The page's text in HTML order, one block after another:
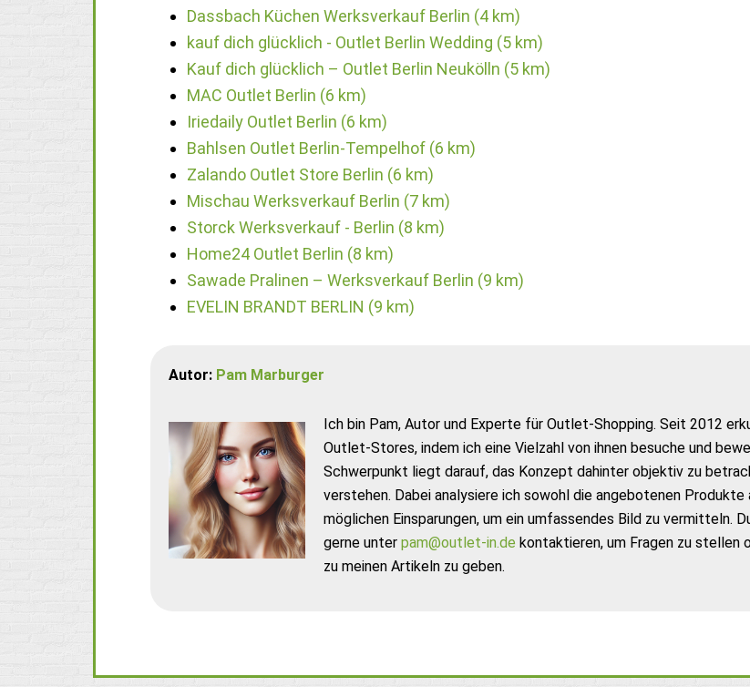
Dassbach Küchen Werksverkauf Berlin (4 km)
kauf dich glücklich - Outlet Berlin Wedding (5 km)
Kauf dich glücklich – Outlet Berlin Neukölln (5 km)
MAC Outlet Berlin (6 km)
Iriedaily Outlet Berlin (6 km)
Bahlsen Outlet Berlin-Tempelhof (6 km)
Zalando Outlet Store Berlin (6 km)
Mischau Werksverkauf Berlin (7 km)
Storck Werksverkauf - Berlin (8 km)
Home24 Outlet Berlin (8 km)
Sawade Pralinen – Werksverkauf Berlin (9 km)
EVELIN BRANDT BERLIN (9 km)
Autor: Pam Marburger
Ich bin Pam, Autor und Experte für Outlet-Shopping. Seit 2012
Outlet-Stores, indem ich eine Vielzahl von ihnen besuche und
Schwerpunkt liegt darauf, das Konzept dahinter objektiv zu
verstehen. Dabei analysiere ich sowohl die angebotenen Produkte
möglichen Einsparungen, um ein umfassendes Bild zu vermitteln.
gerne unter pam@outlet-in.de kontaktieren, um Fragen zu stellen
zu meinen Artikeln zu geben.